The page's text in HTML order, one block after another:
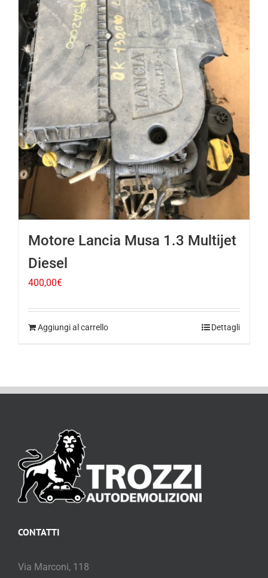
Motore Lancia Musa 1.3 Multijet
Diesel
400,00€
Aggiungi al carrello Dettagli
CONTATTI
Via Marconi, 118